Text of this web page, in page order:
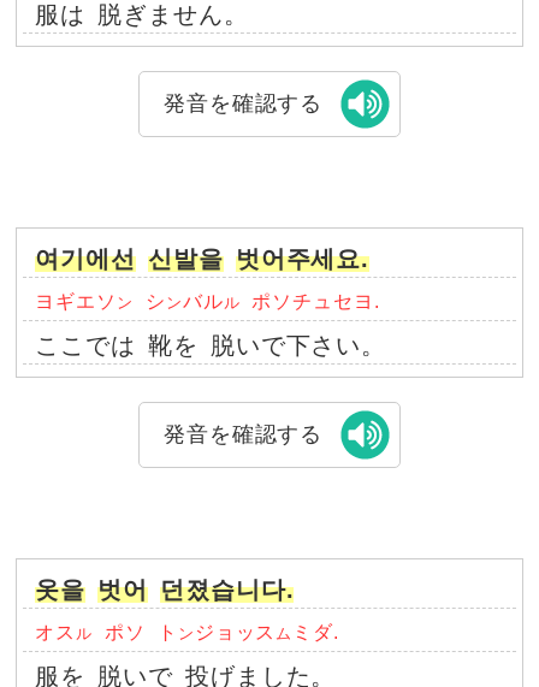
服は 脱ぎません。
発音を確認する
여기에선 신발을 벗어주세요.
ヨギエソ ン シ ンバルル ポソチュセヨ.
ここでは 靴を 脱いで下さい。
発音を確認する
옷을 벗어 던졌습니다.
オス ル ポソ ト ン ジョッス ム ミダ.
服を 脱いで 投げました。